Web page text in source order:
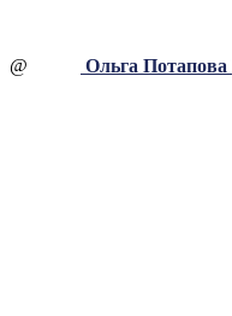
@ Ольга Потапова